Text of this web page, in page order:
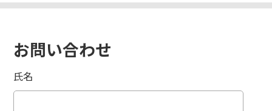
お問い合わせ
氏名